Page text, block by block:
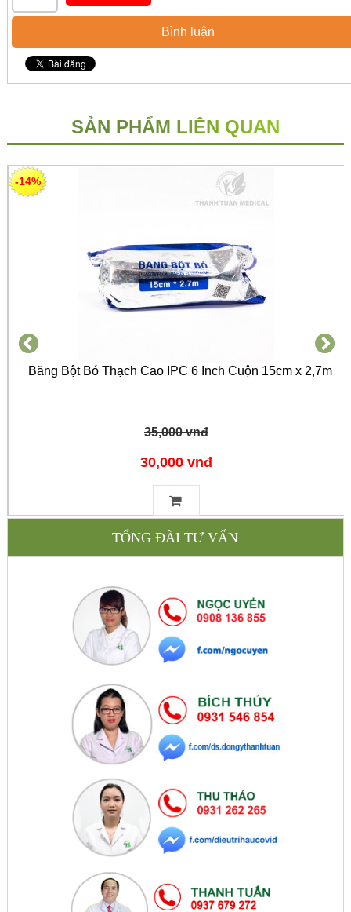
Bình luận
SẢN PHẨM LIÊN QUAN
Băng Bột Bó Thạch Cao IPC 6 Inch Cuộn 15cm x 2,7m
35,000 vnđ
30,000 vnđ
-14%
TỔNG ĐÀI TƯ VẤN